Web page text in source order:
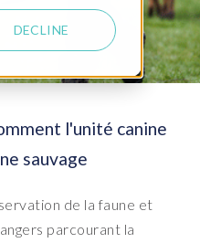
DECLINE
l'unité canine
sauvage
de la faune et
parcourant la